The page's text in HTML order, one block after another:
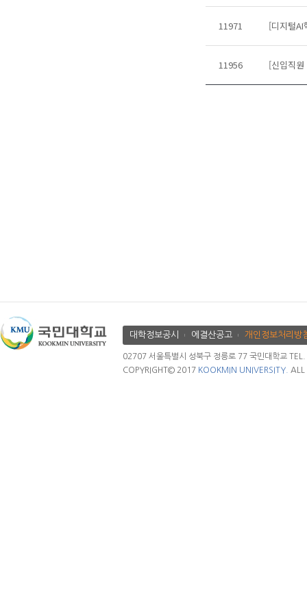
11971 [디지털
11956 [신입직
대학정보공시 에결산공고 개인정보처리방
02707 서울특별시 성북구 정릉로 77 국민대학교
COPYRIGHT© 2017 KOOKMIN UNIVERSITY. ALL